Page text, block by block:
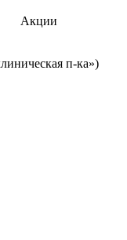
Акции
п-ка»)